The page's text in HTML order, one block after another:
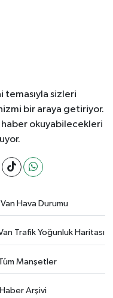
temasıyla sizleri
bir araya getiriyor.
haber okuyabilecekleri
Van Hava Durumu
Trafik Yoğunluk Haritası
Manşetler
Haber Arşivi